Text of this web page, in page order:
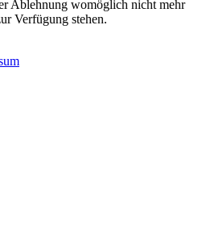
Ablehnung womöglich nicht mehr
Verfügung stehen.